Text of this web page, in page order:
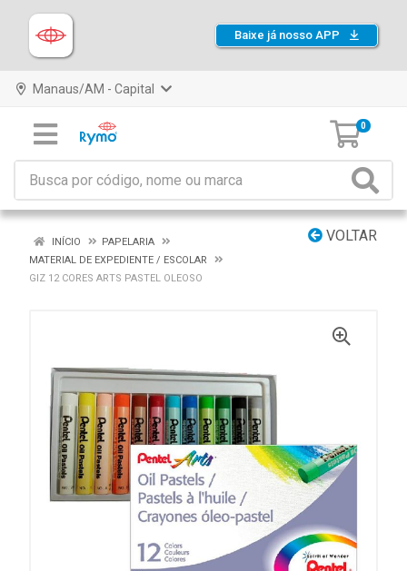
Baixe já nosso APP
Manaus/AM - Capital
0
VOLTAR
INÍCIO
PAPELARIA
MATERIAL DE EXPEDIENTE / ESCOLAR
GIZ 12 CORES ARTS PASTEL OLEOSO